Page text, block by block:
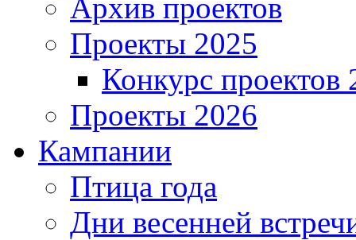
Архив проектов
Проекты 2025
Конкурс проектов
Проекты 2026
Кампании
Птица года
Дни весенней